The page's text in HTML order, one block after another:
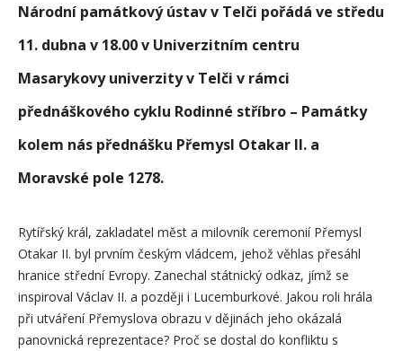
Národní památkový ústav v Telči pořádá ve středu
11. dubna v 18.00v Univerzitním centru
Masarykovy univerzity v Telči v rámci
přednáškového cyklu Rodinné stříbro – Památky
kolem nás přednášku Přemysl Otakar II. a
Moravské pole 1278.
Rytířský král, zakladatel měst a milovník ceremonií Přemysl
Otakar II. byl prvním českým vládcem, jehož věhlas přesáhl
hranice střední Evropy. Zanechal státnický odkaz, jímž se
inspiroval Václav II. a později i Lucemburkové. Jakou roli hrála
při utváření Přemyslova obrazu v dějinách jeho okázalá
panovnická reprezentace? Proč se dostal do konfliktu s